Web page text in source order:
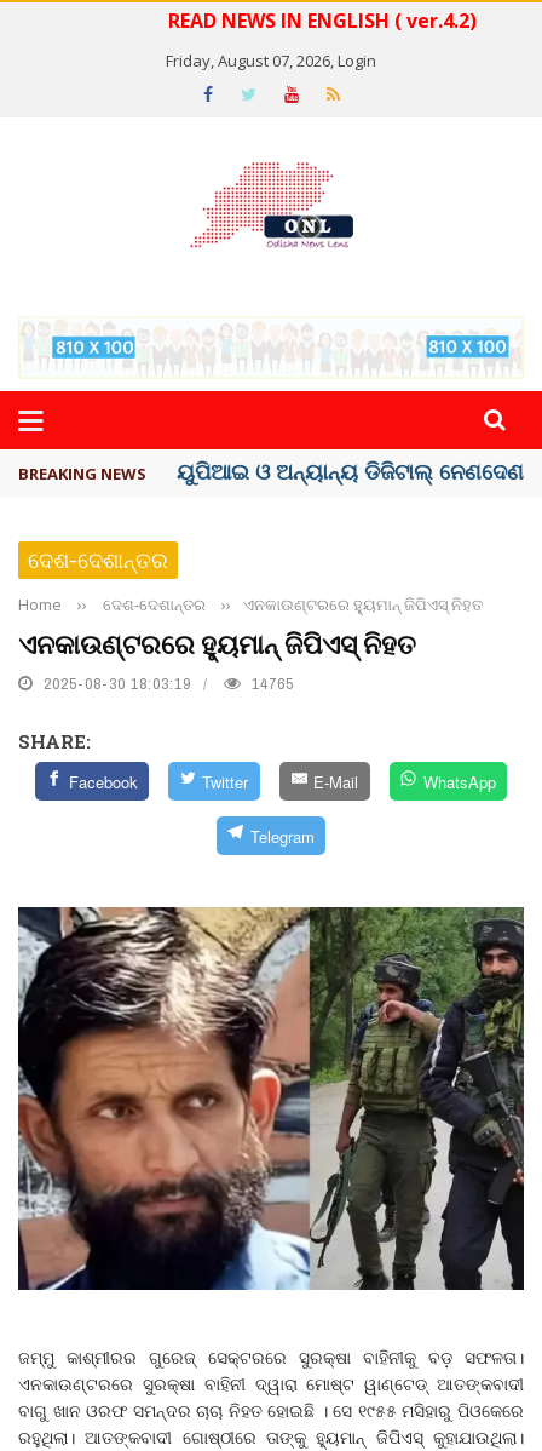
READ NEWS IN ENGLISH ( ver.4.2)
Friday, August 07, 2026,Login
BREAKING NEWS ତଣ୍ଡ ଗଣିବା ମେଟା, ଦେବ ୫ ହଜାର କୋଟିର
ଦେଶ-ଦେଶାନ୍ତର
Home ›› ଦେଶ-ଦେଶାନ୍ତର ›› ଏନକାଉଣ୍ଟରରେ ହ୍ୟୁମାନ୍ ଜିପିଏସ୍ ନିହତ
ଏନକାଉଣ୍ଟରରେ ହ୍ୟୁମାନ୍ ଜିପିଏସ୍ ନିହତ
2025-08-30 18:03:19 14765
SHARE:
Facebook Twitter E-Mail WhatsApp
Telegram
ଜମ୍ମୁ କାଶ୍ମୀରର ଗୁରେଜ୍ ସେକ୍ଟରରେ ସୁରକ୍ଷା ବାହିନୀକୁ ବଡ଼ ସଫଳତା।
ଏନକାଉଣ୍ଟରରେ ସୁରକ୍ଷା ବାହିନୀ ଦ୍ୱାରା ମୋଷ୍ଟ ୱାଣ୍ଟେଡ୍ ଆତଙ୍କବାଦୀ
ବାଗୁ ଖାନ ଓରଫ ସମନ୍ଦର ଚାଚା ନିହତ ହୋଇଛି । ସେ ୧୯୫୫ ମସିହାରୁ ପିଓକେରେ
ରହୁଥିଲା। ଆତଙ୍କବାଦୀ ଗୋଷ୍ଠୀରେ ତାଙ୍କୁ ହ୍ୟୁମାନ୍ ଜିପିଏସ୍ କୁହାଯାଉଥିଲା।